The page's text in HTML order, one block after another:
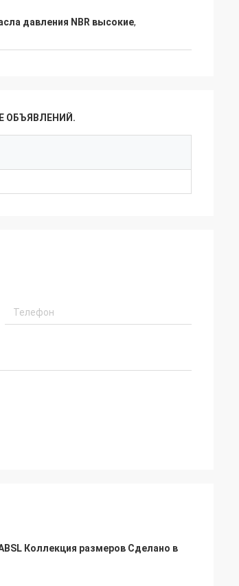
давления NBR высокие,
ОБЪЯВЛЕНИЙ.
Коллекция размеров Сделано в